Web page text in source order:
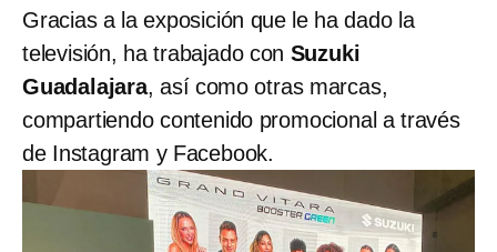
Gracias a la exposición que le ha dado la
televisión, ha trabajado con Suzuki
Guadalajara, así como otras marcas,
compartiendo contenido promocional a través
de Instagram y Facebook.